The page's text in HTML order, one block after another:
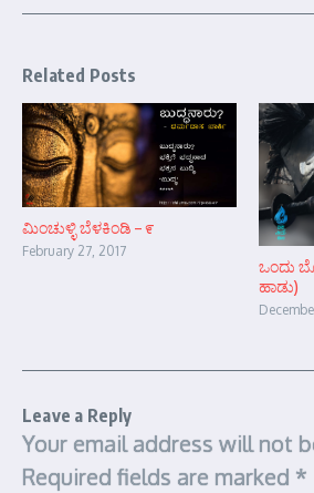
Related Posts
ಮಿಂಚುಳ್ಳಿ ಬೆಳಕಿಂಡಿ – ೯
February 27, 2017
ಒಂದು
ಹಾಡು)
Leave a Reply
Your email address will not
Required fields are marked *